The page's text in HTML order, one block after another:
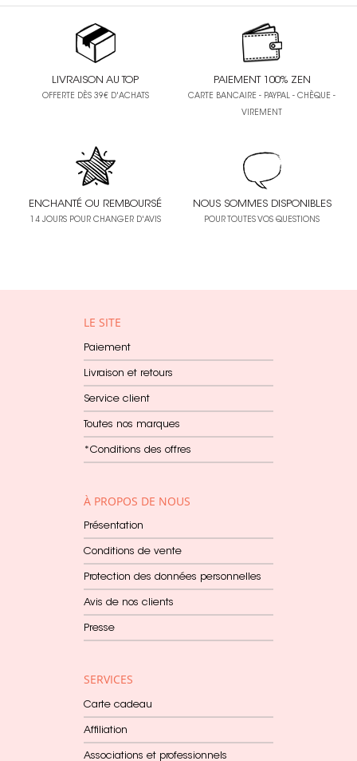
LIVRAISON AU TOP
OFFERTE DÈS 39€ D'ACHATS
PAIEMENT 100% ZEN
CARTE BANCAIRE - PAYPAL - CHÈQUE -
VIREMENT
ENCHANTÉ OU REMBOURSÉ
14 JOURS POUR CHANGER D'AVIS
NOUS SOMMES DISPONIBLES
POUR TOUTES VOS QUESTIONS
LE SITE
Paiement
Livraison et retours
Service client
Toutes nos marques
*Conditions des offres
À PROPOS DE NOUS
Présentation
Conditions de vente
Protection des données personnelles
Avis de nos clients
Presse
SERVICES
Carte cadeau
Affiliation
Associations et professionnels